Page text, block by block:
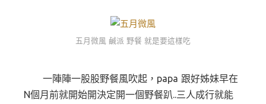
五月微風 鹹派 野餐 就是要這樣吃
一陣陣一股股野餐風吹起，papa 跟好姊妹早在
N個月前就開始開決定開一個野餐趴..三人成行就能